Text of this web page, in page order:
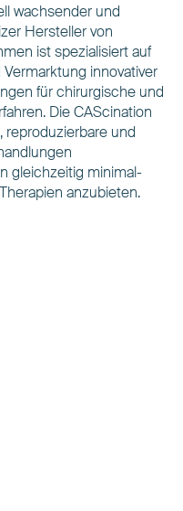
wachsender und
Hersteller von
ist spezialisiert auf
innovativer
für chirurgische und
Die CAScination
und
gleichzeitig minimal-
anzubieten.